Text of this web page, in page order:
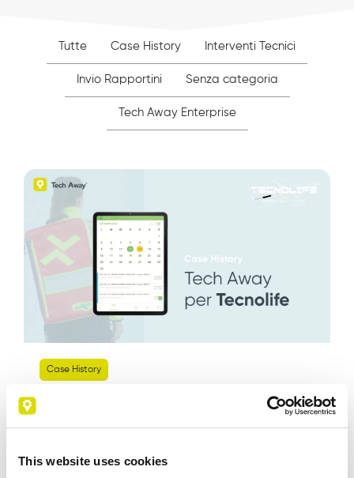
This website uses cookies
Tutte Case History Interventi Tecnici
Invio Rapportini Senza categoria
Tech Away Enterprise
Case History
interventi tecnici e rapportini